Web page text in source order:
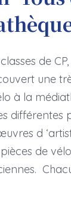
de CP,
une
à la
différentes
d
de